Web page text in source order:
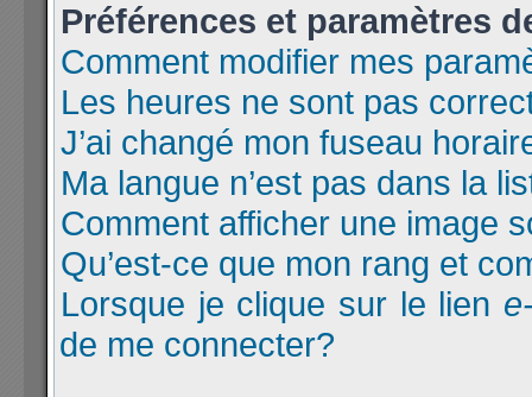
Préférences et paramètres
Comment modifier mes
Les heures ne sont pas
J’ai changé mon fuseau
Ma langue n’est pas dans la
Comment afficher une image
Qu’est-ce que mon rang et
Lorsque je clique sur le lien
de me connecter?